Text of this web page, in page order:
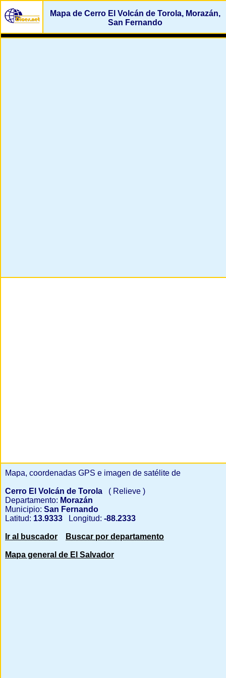
Mapa de Cerro El Volcán de Torola, Morazán,
San Fernando
Mapa, coordenadas GPS e imagen de satélite de
Cerro El Volcán de Torola
( Relieve )
Departamento: Morazán
Municipio: San Fernando
Latitud: 13.9333 Longitud: -88.2333
Ir al buscador Buscar por departamento
Mapa general de El Salvador